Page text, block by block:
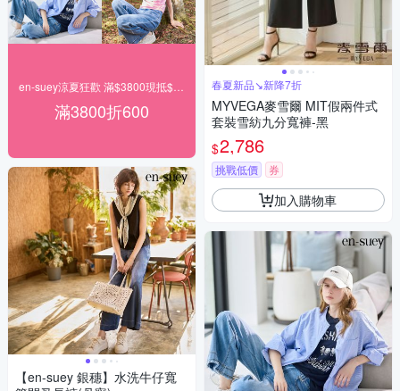
滿3800折600
【en-suey 銀穗】水洗牛仔寬
春夏新品↘新降7折
MYVEGA麥雪爾 MIT假兩件式
套裝雪紡九分寬褲-黑
$2,786
挑戰低價 券
加入購物車